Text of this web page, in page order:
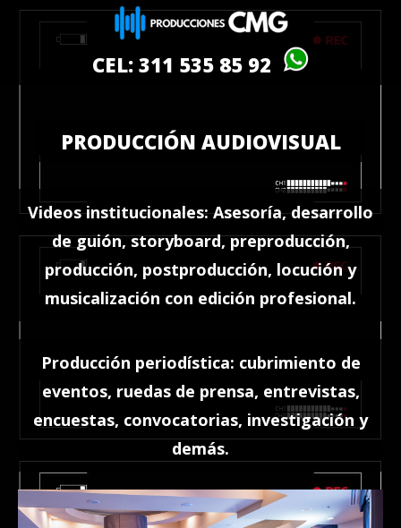
CEL: 311 535 85 92
PRODUCCIÓN AUDIOVISUAL
Videos institucionales: Asesoría, desarrollo
de guión, storyboard, preproducción,
producción, postproducción, locución y
musicalización con edición profesional.
Producción periodística: cubrimiento de
eventos, ruedas de prensa, entrevistas,
encuestas, convocatorias, investigación y
demás.